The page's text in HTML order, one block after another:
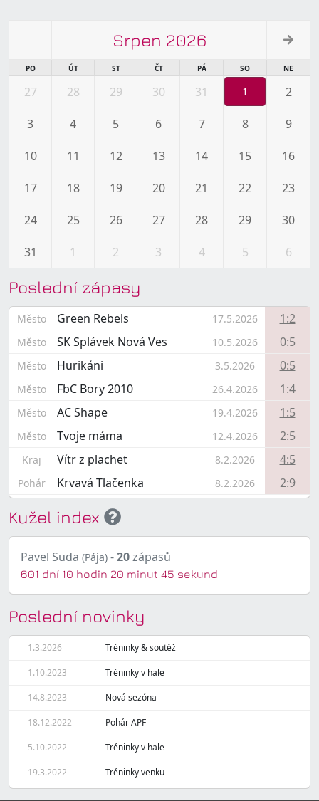
Srpen 2026
PO ÚT ST ČT PÁ SO NE
27 28 29 30 31 1 2
3 4 5 6 7 8 9
10 11 12 13 14 15 16
17 18 19 20 21 22 23
24 25 26 27 28 29 30
31 1 2 3 4 5 6
Poslední zápasy
Město Green Rebels 17.5.2026 1:2
Město SK Splávek Nová Ves 10.5.2026 0:5
Město Hurikáni 3.5.2026 0:5
Město FbC Bory 2010 26.4.2026 1:4
Město AC Shape 19.4.2026 1:5
Město Tvoje máma 12.4.2026 2:5
Kraj Vítr z plachet 8.2.2026 4:5
Pohár Krvavá Tlačenka 8.2.2026 2:9
Kužel index
Pavel Suda (Pája) -20zápasů
601 dní 10 hodin 20 minut 45 sekund
Poslední novinky
1.3.2026 Tréninky & soutěž
1.10.2023 Tréninky v hale
14.8.2023 Nová sezóna
18.12.2022 Pohár APF
5.10.2022 Tréninky v hale
19.3.2022 Tréninky venku